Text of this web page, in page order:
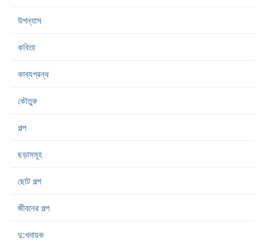
উপন্যাস
কবিতা
কাব্যগ্রন্থ
কৌতুক
গল্প
ছড়াসমূহ
ছোট গল্প
জীবনের গল্প
দু:খদায়ক